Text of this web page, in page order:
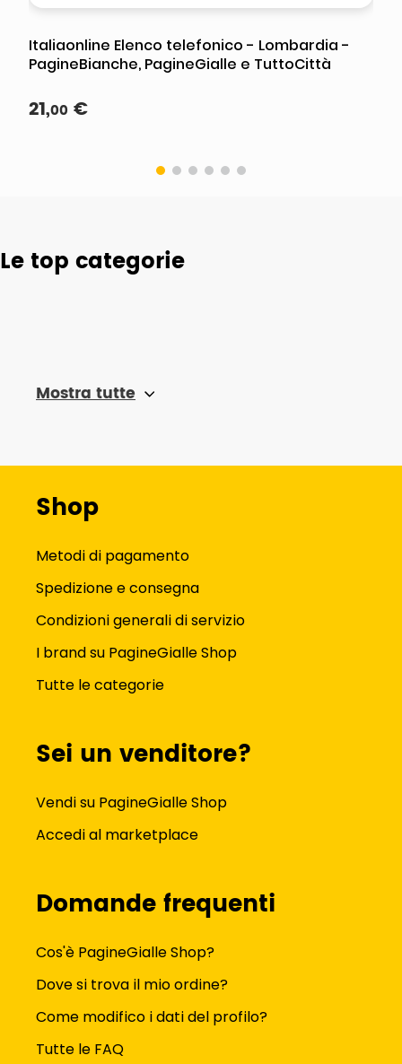
Italiaonline Elenco telefonico - Lombardia -
PagineBianche, PagineGialle e TuttoCittà
21,00 €
Le top categorie
Mostra tutte
Shop
Metodi di pagamento
Spedizione e consegna
Condizioni generali di servizio
I brand su PagineGialle Shop
Tutte le categorie
Sei un venditore?
Vendi su PagineGialle Shop
Accedi al marketplace
Domande frequenti
Cos'è PagineGialle Shop?
Dove si trova il mio ordine?
Come modifico i dati del profilo?
Tutte le FAQ